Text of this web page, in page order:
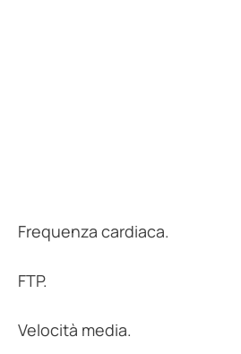
Frequenza cardiaca.
FTP.
Velocità media.